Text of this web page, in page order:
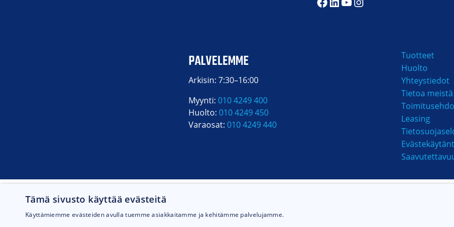
PALVELEMME
Arkisin: 7:30–16:00
Myynti: 010 4249 400
Huolto: 010 4249 450
Varaosat: 010 4249 440
Tuotteet
Huolto
Yhteystiedot
Tietoa meistä
Leasing
Tämä sivusto käyttää evästeitä
Käyttämiemme evästeiden avulla tuemme asiakkaitamme ja kehitämme palvelujamme.